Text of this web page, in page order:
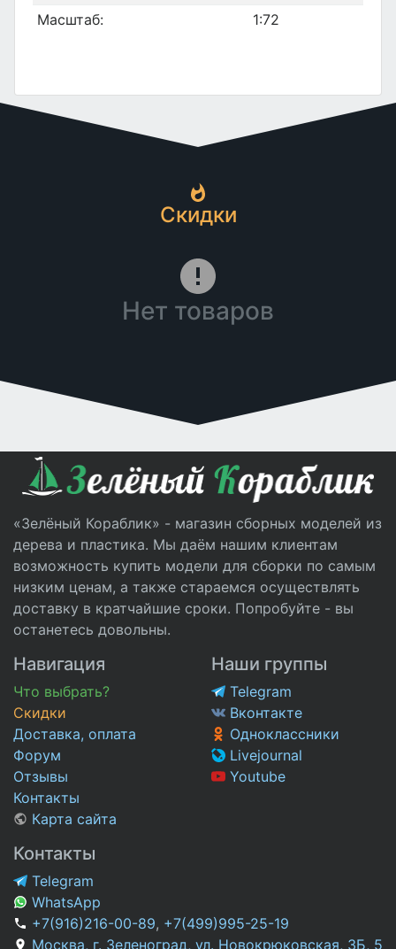
Масштаб:
1:72
Скидки
Нет товаров
«Зелёный Кораблик» - магазин сборных моделей из
дерева и пластика. Мы даём нашим клиентам
возможность купить модели для сборки по самым
низким ценам, а также стараемся осуществлять
доставку в кратчайшие сроки. Попробуйте - вы
останетесь довольны.
Навигация
Что выбрать?
Скидки
Доставка, оплата
Форум
Отзывы
Контакты
Карта сайта
Наши группы
Telegram
Вконтакте
Одноклассники
Livejournal
Youtube
Контакты
Telegram
WhatsApp
+7(916)216-00-89, +7(499)995-25-19
Москва, г. Зеленоград, ул. Новокрюковская, 3Б, 5